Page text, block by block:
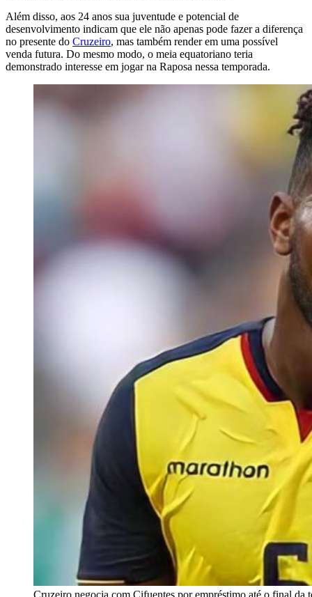
Além disso, aos 24 anos sua juventude e potencial de
desenvolvimento indicam que ele não apenas pode fazer a diferença
no presente do Cruzeiro, mas também render em uma possível
venda futura. Do mesmo modo, o meia equatoriano teria
demonstrado interesse em jogar na Raposa nessa temporada.